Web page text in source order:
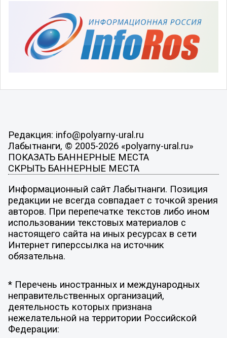
Редакция: info@polyarny-ural.ru
Лабытнанги, © 2005-2026 «polyarny-ural.ru»
ПОКАЗАТЬ БАННЕРНЫЕ МЕСТА
СКРЫТЬ БАННЕРНЫЕ МЕСТА
Информационный сайт Лабытнанги. Позиция
редакции не всегда совпадает с точкой зрения
авторов. При перепечатке текстов либо ином
использовании текстовых материалов с
настоящего сайта на иных ресурсах в сети
Интернет гиперссылка на источник
обязательна.
* Перечень иностранных и международных
неправительственных организаций,
деятельность которых признана
нежелательной на территории Российской
Федерации: